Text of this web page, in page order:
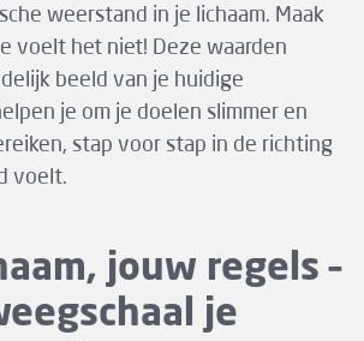
weerstand in je lichaam. Maak
voelt het niet! Deze waarden
beeld van je huidige
je om je doelen slimmer en
stap voor stap in de richting
voelt.
jouw regels –
je